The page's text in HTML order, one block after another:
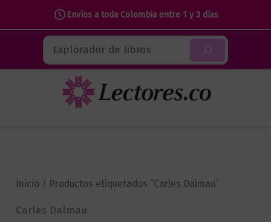
Envíos a toda Colombia entre 1 y 3 días
contenido
Buscar
Inicio / Productos etiquetados “Carles Dalmau”
Carles Dalmau